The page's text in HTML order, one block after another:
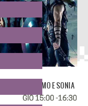
E SONIA